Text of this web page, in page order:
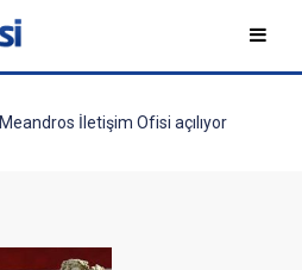
Meandros İletişim Ofisi açılıyor